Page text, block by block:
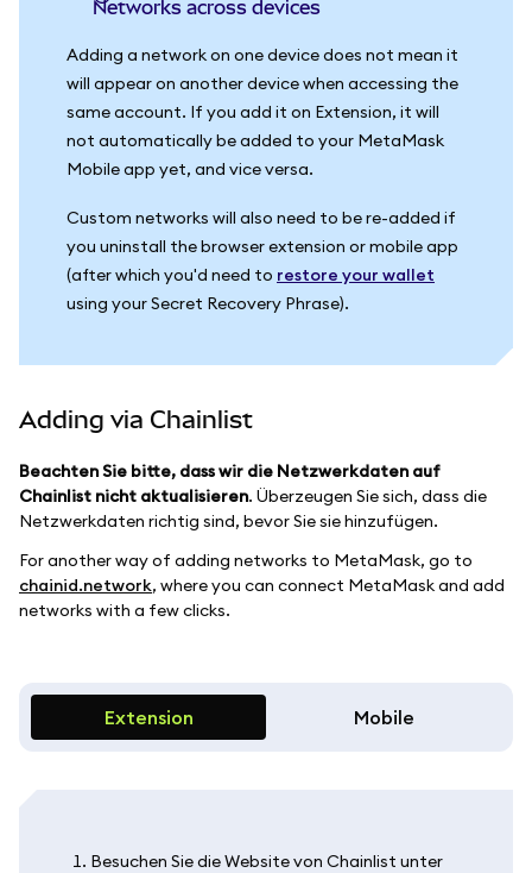
Networks across devices
Adding a network on one device does not mean it
will appear on another device when accessing the
same account. If you add it on Extension, it will
not automatically be added to your MetaMask
Mobile app yet, and vice versa.
Custom networks will also need to be re-added if
you uninstall the browser extension or mobile app
(after which you'd need to restore your wallet
using your Secret Recovery Phrase).
Adding via Chainlist
Beachten Sie bitte, dass wir die Netzwerkdaten auf
Chainlist nicht aktualisieren. Überzeugen Sie sich, dass die
Netzwerkdaten richtig sind, bevor Sie sie hinzufügen.
For another way of adding networks to MetaMask, go to
chainid.network, where you can connect MetaMask and add
networks with a few clicks.
Extension Mobile
Besuchen Sie die Website von Chainlist unter